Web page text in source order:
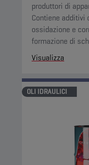
produttori di
Contiene additivi
ossidazione e
formazione di
Visualizza
OLI IDRAULICI